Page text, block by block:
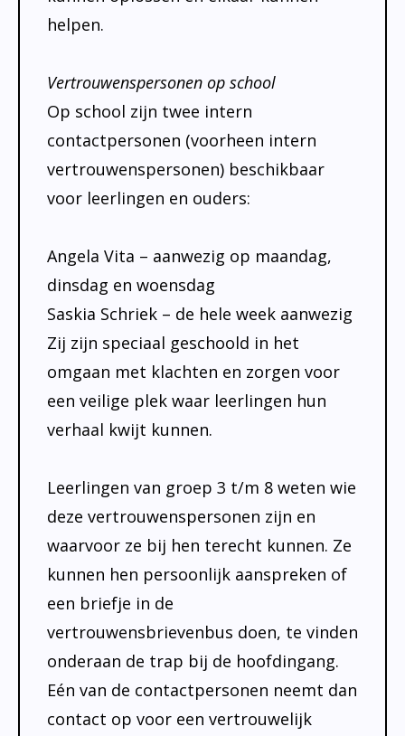
helpen.
Vertrouwenspersonen op school
Op school zijn twee intern
contactpersonen (voorheen intern
vertrouwenspersonen) beschikbaar
voor leerlingen en ouders:
Angela Vita – aanwezig op maandag,
dinsdag en woensdag
Saskia Schriek – de hele week aanwezig
Zij zijn speciaal geschoold in het
omgaan met klachten en zorgen voor
een veilige plek waar leerlingen hun
verhaal kwijt kunnen.
Leerlingen van groep 3 t/m 8 weten wie
deze vertrouwenspersonen zijn en
waarvoor ze bij hen terecht kunnen. Ze
kunnen hen persoonlijk aanspreken of
een briefje in de
vertrouwensbrievenbus doen, te vinden
onderaan de trap bij de hoofdingang.
Eén van de contactpersonen neemt dan
contact op voor een vertrouwelijk